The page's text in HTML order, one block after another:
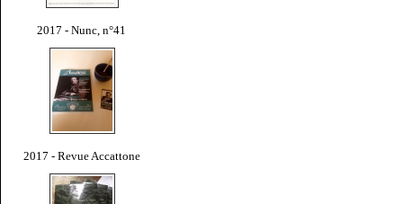
2017 - Nunc, n°41
2017 - Revue Accattone